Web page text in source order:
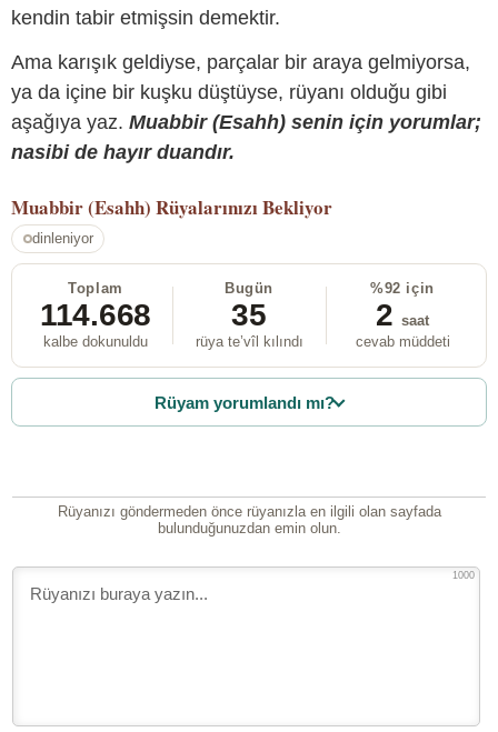
kendin tabir etmişsin demektir.
Ama karışık geldiyse, parçalar bir araya gelmiyorsa,
ya da içine bir kuşku düştüyse, rüyanı olduğu gibi
aşağıya yaz. Muabbir (Esahh) senin için yorumlar;
nasibi de hayır duandır.
Muabbir (Esahh) Rüyalarınızı Bekliyor
dinleniyor
Toplam
114.668
kalbe dokunuldu
Bugün
35
rüya te’vîl kılındı
%92 için
2 saat
cevab müddeti
Rüyam yorumlandı mı?
Rüyanızı göndermeden önce rüyanızla en ilgili olan sayfada
bulunduğunuzdan emin olun.
1000